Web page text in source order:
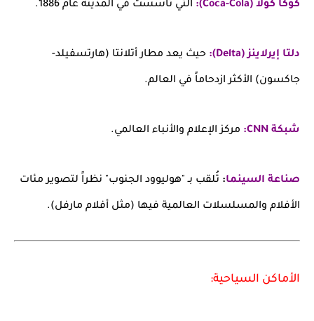
كوكا كولا (Coca-Cola): التي تأسست في المدينة عام 1886.
دلتا إيرلاينز (Delta): حيث يعد مطار أتلانتا (هارتسفيلد-
جاكسون) الأكثر ازدحاماً في العالم.
شبكة CNN: مركز الإعلام والأنباء العالمي.
صناعة السينما: تُلقب بـ "هوليوود الجنوب" نظراً لتصوير مئات
الأفلام والمسلسلات العالمية فيها (مثل أفلام مارفل).
الأماكن السياحية: